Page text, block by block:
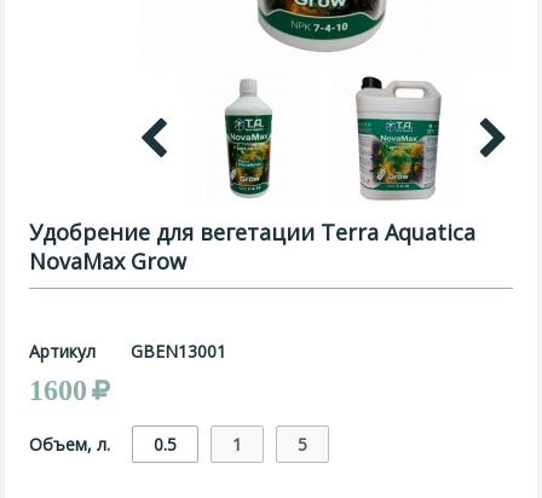
Удобрение для вегетации Terra Aquatica
NovaMax Grow
Артикул GBEN13001
1600
Объем, л. 0.5 1 5